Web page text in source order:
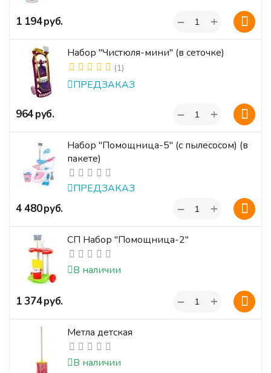
‍1 194‍руб. +
−
Набор "Чистюля-мини" (в сеточке)
(1)
ПРЕДЗАКАЗ
‍964‍руб. +
−
Набор "Помощница-5" (с пылесосом) (в
пакете)
ПРЕДЗАКАЗ
‍4 480‍руб. +
−
СП Набор "Помощница-2"
В наличии
‍1 374‍руб. +
−
Метла детская
В наличии